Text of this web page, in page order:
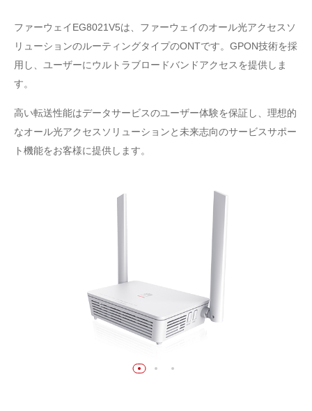
ファーウェイEG8021V5は、ファーウェイのオール光アクセスソ
リューションのルーティングタイプのONTです。GPON技術を採
用し、ユーザーにウルトラブロードバンドアクセスを提供しま
す。
高い転送性能はデータサービスのユーザー体験を保証し、理想的
なオール光アクセスソリューションと未来志向のサービスサポー
ト機能をお客様に提供します。